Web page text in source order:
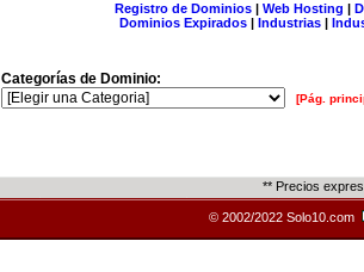
Registro de Dominios| Web Hosting |
Dominios Expirados | Industrias |
Categorías de Dominio:
[Pág.
** Precios
© 2002/2022 Solo10.com